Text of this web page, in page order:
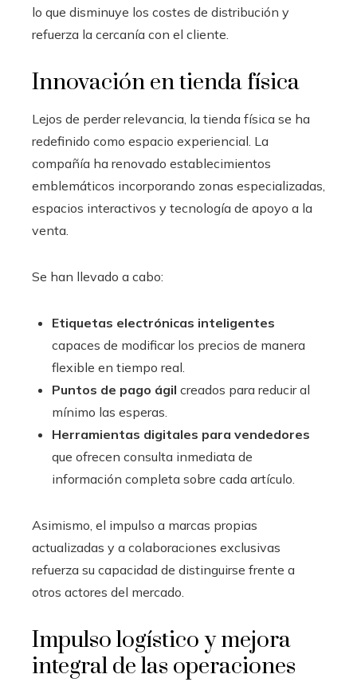
lo que disminuye los costes de distribución y
refuerza la cercanía con el cliente.
Innovación en tienda física
Lejos de perder relevancia, la tienda física se ha
redefinido como espacio experiencial. La
compañía ha renovado establecimientos
emblemáticos incorporando zonas especializadas,
espacios interactivos y tecnología de apoyo a la
venta.
Se han llevado a cabo:
Etiquetas electrónicas inteligentes
capaces de modificar los precios de manera
flexible en tiempo real.
Puntos de pago ágil creados para reducir al
mínimo las esperas.
Herramientas digitales para vendedores
que ofrecen consulta inmediata de
información completa sobre cada artículo.
Asimismo, el impulso a marcas propias
actualizadas y a colaboraciones exclusivas
refuerza su capacidad de distinguirse frente a
otros actores del mercado.
Impulso logístico y mejora
integral de las operaciones